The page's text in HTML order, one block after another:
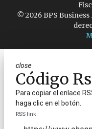
© 2026 BPS
close
Código
Para copiar el enlace
haga clic en el botón.
RSS link